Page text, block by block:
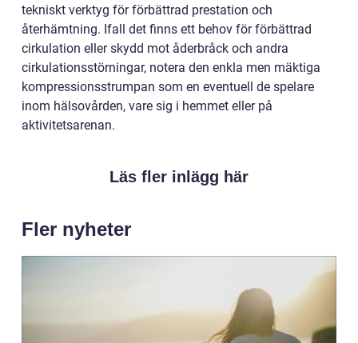
tekniskt verktyg för förbättrad prestation och
återhämtning. Ifall det finns ett behov för förbättrad
cirkulation eller skydd mot åderbråck och andra
cirkulationsstörningar, notera den enkla men mäktiga
kompressionsstrumpan som en eventuell de spelare
inom hälsovården, vare sig i hemmet eller på
aktivitetsarenan.
Läs fler inlägg här
Fler nyheter